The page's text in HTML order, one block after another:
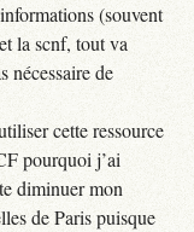
(souvent
la scnf, tout va
nécessaire de
cette ressource
pourquoi j’ai
diminuer mon
de Paris puisque